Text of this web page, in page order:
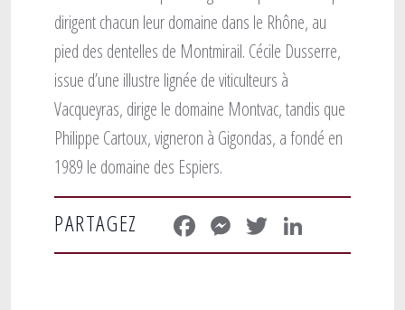
dirigent chacun leur domaine dans le Rhône, au
pied des dentelles de Montmirail. Cécile Dusserre,
issue d’une illustre lignée de viticulteurs à
Vacqueyras, dirige le domaine Montvac, tandis que
Philippe Cartoux, vigneron à Gigondas, a fondé en
1989 le domaine des Espiers.
PARTAGEZ FacebookMessenger
Twitter